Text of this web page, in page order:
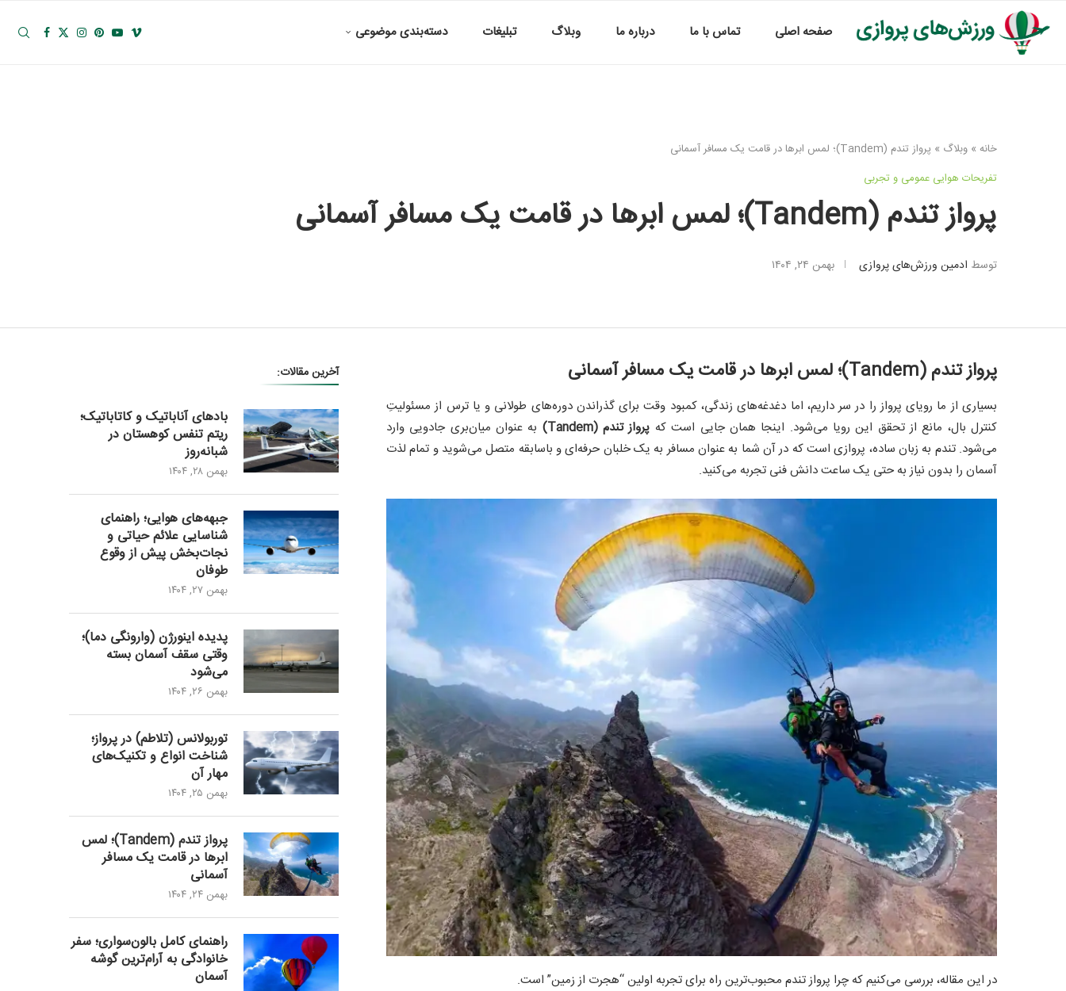
صفحه اصلی تماس با ما درباره ما وبلاگ تبلیغات دسته‌بندی موضوعی
خانه » وبلاگ » پرواز تندم (Tandem)؛ لمس ابرها در قامت یک مسافر آسمانی
تفریحات هوایی عمومی و تجربی
پرواز تندم (Tandem)؛ لمس ابرها در قامت یک مسافر آسمانی
توسط ادمین ورزش‌های پروازی بهمن ۲۴, ۱۴۰۴
پرواز تندم (Tandem)؛ لمس ابرها در قامت یک مسافر آسمانی
بسیاری از ما رویای پرواز را در سر داریم، اما دغدغه‌های زندگی، کمبود وقت برای گذراندن دوره‌های طولانی و یا ترس از مسئولیتِ
کنترل بال، مانع از تحقق این رویا می‌شود. اینجا همان جایی است که پرواز تندم (Tandem)
به عنوان میان‌بری جادویی وارد
می‌شود. تندم به زبان ساده، پروازی است که در آن شما به عنوان مسافر به یک خلبان حرفه‌ای و باسابقه متصل می‌شوید و تمام لذت
آسمان را بدون نیاز به حتی یک ساعت دانش فنی تجربه می‌کنید.
در این مقاله، بررسی می‌کنیم که چرا پرواز تندم محبوب‌ترین راه برای تجربه اولین “هجرت از زمین” است.
آخرین مقالات:
بادهای آناباتیک و کاتاباتیک؛
ریتم تنفس کوهستان در
شبانه‌روز
بهمن ۲۸, ۱۴۰۴
جبهه‌های هوایی؛ راهنمای
شناسایی علائم حیاتی و
نجات‌بخش پیش از وقوع
طوفان
بهمن ۲۷, ۱۴۰۴
پدیده اینورژن (وارونگی دما)؛
وقتی سقف آسمان بسته
می‌شود
بهمن ۲۶, ۱۴۰۴
توربولانس (تلاطم) در پرواز؛
شناخت انواع و تکنیک‌های
مهار آن
بهمن ۲۵, ۱۴۰۴
پرواز تندم (Tandem)؛ لمس
ابرها در قامت یک مسافر
آسمانی
بهمن ۲۴, ۱۴۰۴
راهنمای کامل بالون‌سواری؛ سفر
خانوادگی به آرام‌ترین گوشه
آسمان